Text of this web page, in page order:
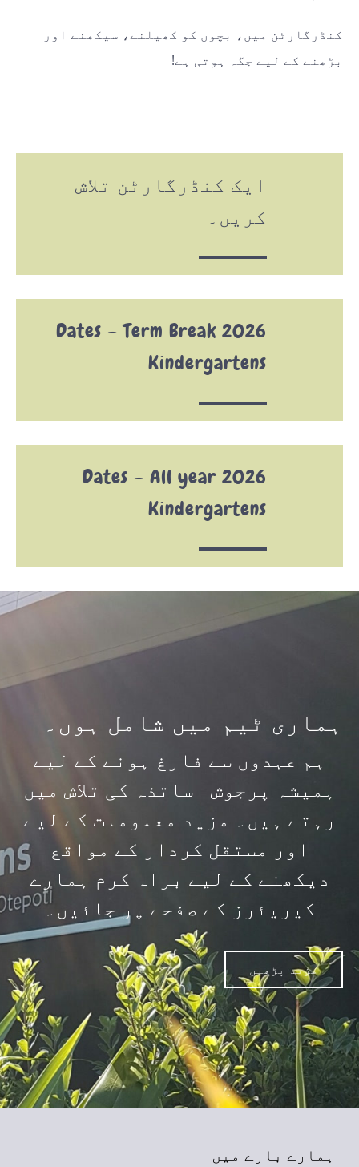
کنڈرگارٹن میں، بچوں کو کھیلنے، سیکھنے اور
بڑھنے کے لیے جگہ ہوتی ہے!
ایک کنڈرگارٹن تلاش
کریں۔
2026 Dates – Term Break
Kindergartens
2026 Dates – All year
Kindergartens
ہماری ٹیم میں شامل ہوں۔
ہم عہدوں سے فارغ ہونے کے لیے
ہمیشہ پرجوش اساتذہ کی تلاش میں
رہتے ہیں۔ مزید معلومات کے لیے
اور مستقل کردار کے مواقع
دیکھنے کے لیے براہ کرم ہمارے
کیریئرز کے صفحے پر جائیں۔
مزید پڑھیں
ہمارے بارے میں